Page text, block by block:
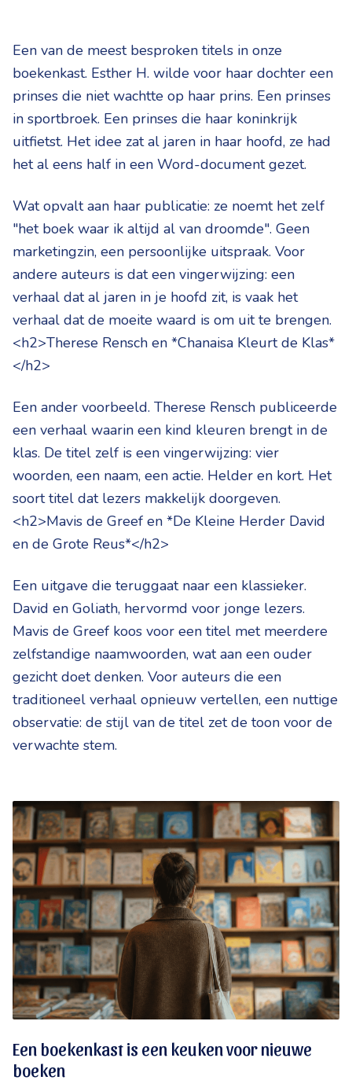
Een van de meest besproken titels in onze
boekenkast. Esther H. wilde voor haar dochter een
prinses die niet wachtte op haar prins. Een prinses
in sportbroek. Een prinses die haar koninkrijk
uitfietst. Het idee zat al jaren in haar hoofd, ze had
het al eens half in een Word-document gezet.
Wat opvalt aan haar publicatie: ze noemt het zelf
"het boek waar ik altijd al van droomde". Geen
marketingzin, een persoonlijke uitspraak. Voor
andere auteurs is dat een vingerwijzing: een
verhaal dat al jaren in je hoofd zit, is vaak het
verhaal dat de moeite waard is om uit te brengen.
<h2>Therese Rensch en *Chanaisa Kleurt de Klas*
</h2>
Een ander voorbeeld. Therese Rensch publiceerde
een verhaal waarin een kind kleuren brengt in de
klas. De titel zelf is een vingerwijzing: vier
woorden, een naam, een actie. Helder en kort. Het
soort titel dat lezers makkelijk doorgeven.
<h2>Mavis de Greef en *De Kleine Herder David
en de Grote Reus*</h2>
Een uitgave die teruggaat naar een klassieker.
David en Goliath, hervormd voor jonge lezers.
Mavis de Greef koos voor een titel met meerdere
zelfstandige naamwoorden, wat aan een ouder
gezicht doet denken. Voor auteurs die een
traditioneel verhaal opnieuw vertellen, een nuttige
observatie: de stijl van de titel zet de toon voor de
verwachte stem.
Een boekenkast is een keuken voor nieuwe
boeken